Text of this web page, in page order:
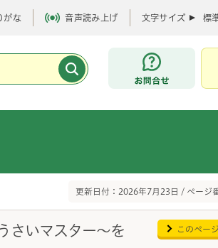
がな 音声読み上げ 文字サイズ 標
お問合せ
更新日付：2026年7月23日 / ページ
さいマスター～を
このペー